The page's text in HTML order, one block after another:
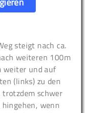
steigt nach ca.
weiteren 100m
weiter und auf
(links) zu den
trotzdem schwer
wenn